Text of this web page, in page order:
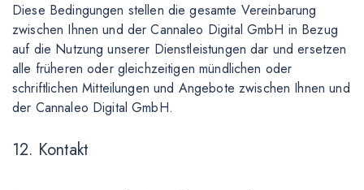
Diese Bedingungen stellen die gesamte Vereinbarung
zwischen Ihnen und der Cannaleo Digital GmbH in Bezug
auf die Nutzung unserer Dienstleistungen dar und ersetzen
alle früheren oder gleichzeitigen mündlichen oder
schriftlichen Mitteilungen und Angebote zwischen Ihnen und
der Cannaleo Digital GmbH.
12. Kontakt